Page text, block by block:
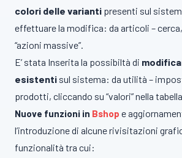
colori delle varianti presenti sul
effettuare la modifica: da articoli –
“azioni massive”.
E’ stata Inserita la possibiltà di
esistenti sul sistema: da utilità –
prodotti, cliccando su “valori” nella
Nuove funzioni in Bshop e
l’introduzione di alcune rivisitazioni
funzionalità tra cui: